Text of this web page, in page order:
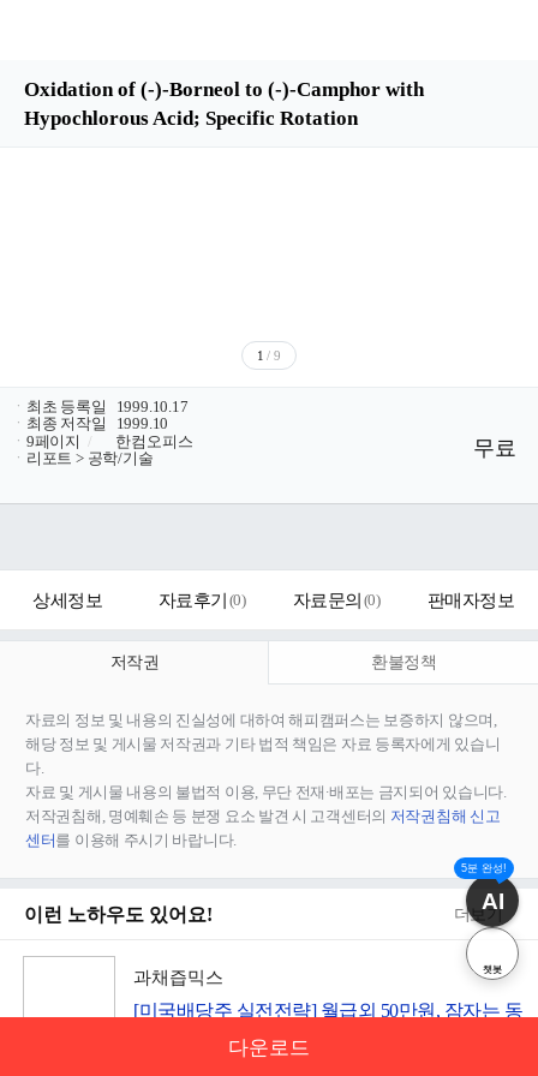
Oxidation of (-)-Borneol to (-)-Camphor with
Hypochlorous Acid; Specific Rotation
1 / 9
ㆍ 최초 등록일
1999.10.17
ㆍ 최종 저작일
1999.10
ㆍ 9페이지 /
한컴오피스
ㆍ 리포트 > 공학/기술 무료
상세정보 자료후기 (0) 자료문의 (0) 판매자정보
저작권 환불정책
자료의 정보 및 내용의 진실성에 대하여 해피캠퍼스는 보증하지 않으며,
해당 정보 및 게시물 저작권과 기타 법적 책임은 자료 등록자에게 있습니
다.
자료 및 게시물 내용의 불법적 이용, 무단 전재∙배포는 금지되어 있습니다.
저작권침해, 명예훼손 등 분쟁 요소 발견 시 고객센터의 저작권침해 신고
센터를 이용해 주시기 바랍니다.
이런 노하우도 있어요! 더보기
과채즙믹스
[미국배당주 실전전략] 월급외 50만원, 잠자는 동
안 달러가 쌓이는 자동수익시스템
다운로드
5분 완성!
AI
챗봇